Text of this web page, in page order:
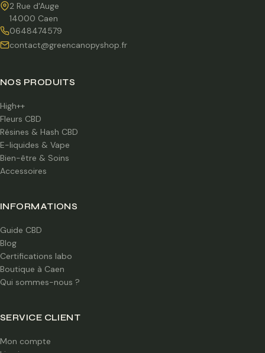
2 Rue d'Auge
14000 Caen
0648474579
contact@greencanopyshop.fr
NOS PRODUITS
High++
Fleurs CBD
Résines & Hash CBD
E-liquides & Vape
Bien-être & Soins
Accessoires
INFORMATIONS
Guide CBD
Blog
Certifications labo
Boutique à Caen
Qui sommes-nous ?
SERVICE CLIENT
Mon compte